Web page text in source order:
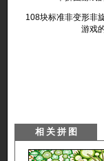
108块标准非变形非
游戏